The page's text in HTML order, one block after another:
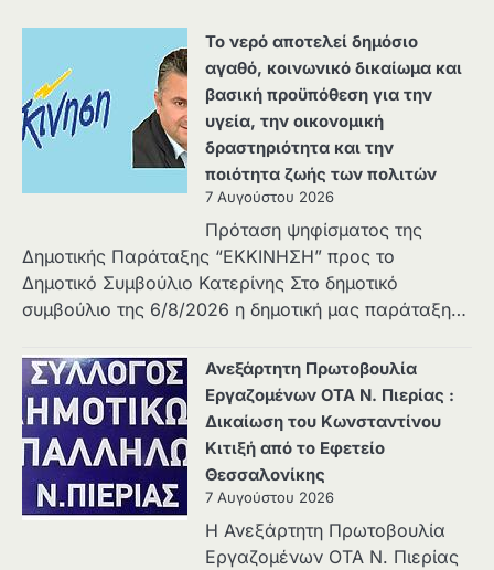
Το νερό αποτελεί δημόσιο
αγαθό, κοινωνικό δικαίωμα και
βασική προϋπόθεση για την
υγεία, την οικονομική
δραστηριότητα και την
ποιότητα ζωής των πολιτών
7 Αυγούστου 2026
Πρόταση ψηφίσματος της
Δημοτικής Παράταξης “ΕΚΚΙΝΗΣΗ” προς το
Δημοτικό Συμβούλιο Κατερίνης Στο δημοτικό
συμβούλιο της 6/8/2026 η δημοτική μας παράταξη…
Ανεξάρτητη Πρωτοβουλία
Εργαζομένων ΟΤΑ Ν. Πιερίας :
Δικαίωση του Κωνσταντίνου
Κιτιξή από το Εφετείο
Θεσσαλονίκης
7 Αυγούστου 2026
Η Ανεξάρτητη Πρωτοβουλία
Εργαζομένων ΟΤΑ Ν. Πιερίας